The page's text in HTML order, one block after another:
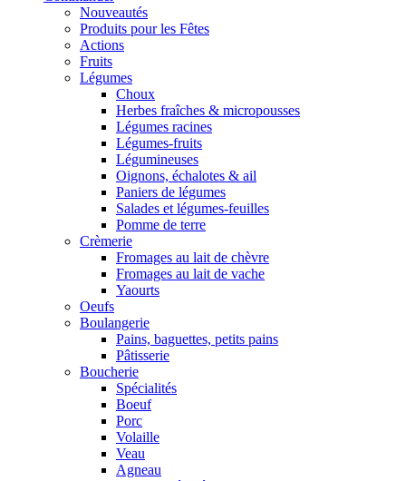
Nouveautés
Produits pour les Fêtes
Actions
Fruits
Légumes
Choux
Herbes fraîches & micropousses
Légumes racines
Légumes-fruits
Légumineuses
Oignons, échalotes & ail
Paniers de légumes
Salades et légumes-feuilles
Pomme de terre
Crèmerie
Fromages au lait de chèvre
Fromages au lait de vache
Yaourts
Oeufs
Boulangerie
Pains, baguettes, petits pains
Pâtisserie
Boucherie
Spécialités
Boeuf
Porc
Volaille
Veau
Agneau